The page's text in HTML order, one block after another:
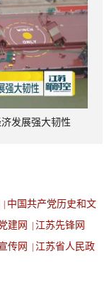
发展强大韧性
中国共产党历史和文
建网
江苏先锋网
传网
江苏省人民政